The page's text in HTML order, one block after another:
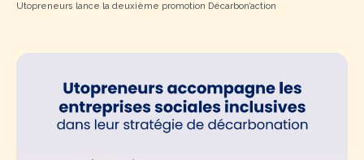
Utopreneurs lance la deuxième promotion Décarbon’action